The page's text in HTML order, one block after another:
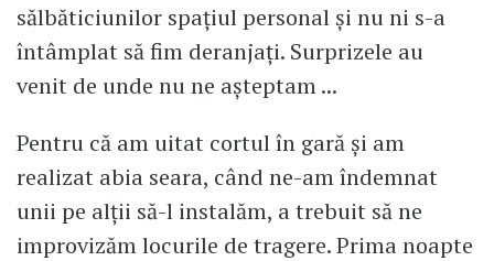
sălbăticiunilor spațiul personal și nu ni s-a
întâmplat să fim deranjați. Surprizele au
venit de unde nu ne așteptam ...
Pentru că am uitat cortul în gară și am
realizat abia seara, când ne-am îndemnat
unii pe alții să-l instalăm, a trebuit să ne
improvizăm locurile de tragere. Prima noapte